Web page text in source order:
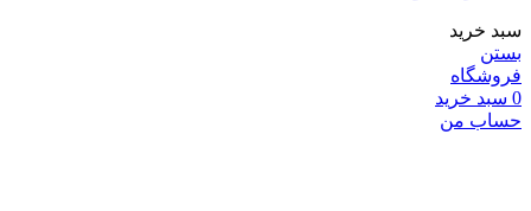
سبد خرید
بستن
فروشگاه
0 سبد خرید
حساب من